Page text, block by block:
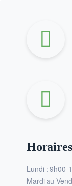
Horaires
Lundi : 9h00-
Mardi au